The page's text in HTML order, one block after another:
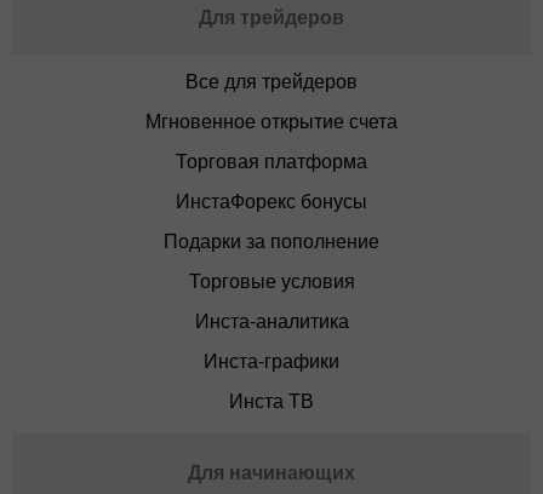
Для трейдеров
Все для трейдеров
Мгновенное открытие счета
Торговая платформа
ИнстаФорекс бонусы
Подарки за пополнение
Торговые условия
Инста-аналитика
Инста-графики
Инста ТВ
Для начинающих